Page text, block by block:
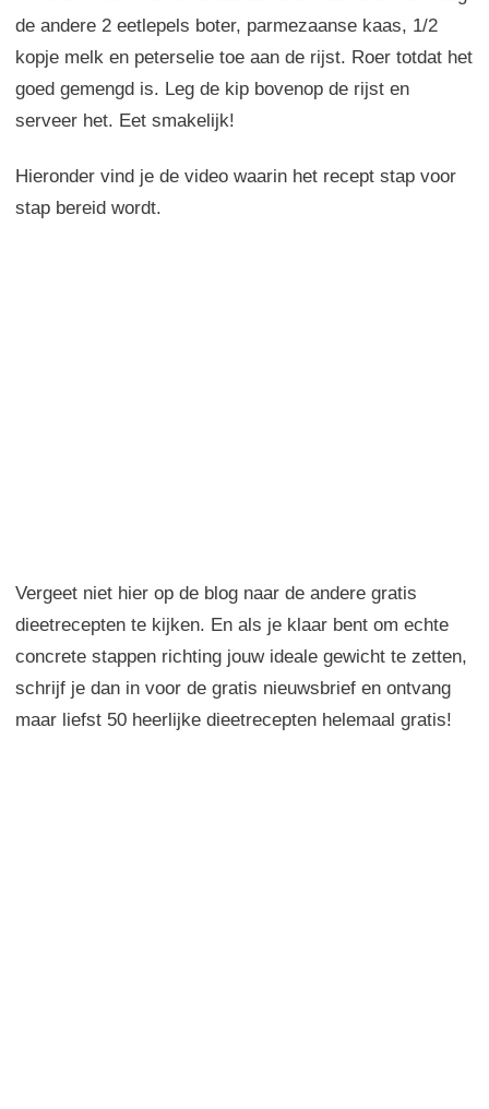
de andere 2 eetlepels boter, parmezaanse kaas, 1/2
kopje melk en peterselie toe aan de rijst. Roer totdat het
goed gemengd is. Leg de kip bovenop de rijst en
serveer het. Eet smakelijk!
Hieronder vind je de video waarin het recept stap voor
stap bereid wordt.
Vergeet niet hier op de blog naar de andere gratis
dieetrecepten te kijken. En als je klaar bent om echte
concrete stappen richting jouw ideale gewicht te zetten,
schrijf je dan in voor de gratis nieuwsbrief en ontvang
maar liefst 50 heerlijke dieetrecepten helemaal gratis!